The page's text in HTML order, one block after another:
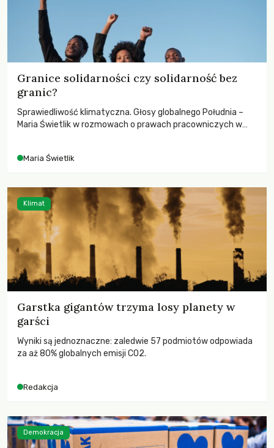
Granice solidarności czy solidarność bez
granic?
Sprawiedliwość klimatyczna. Głosy globalnego Południa –
Maria Świetlik w rozmowach o prawach pracowniczych w
Maria Świetlik
Garstka gigantów trzyma losy planety w
garści
Wyniki są jednoznaczne: zaledwie 57 podmiotów odpowiada
za aż 80% globalnych emisji CO2.
Redakcja
Klimat
Demokracja